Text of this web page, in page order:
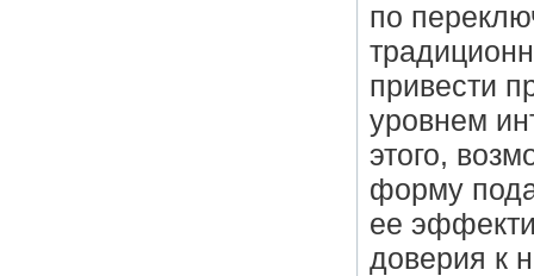
по
привести
уровнем
этого,
форму
ее
доверия к